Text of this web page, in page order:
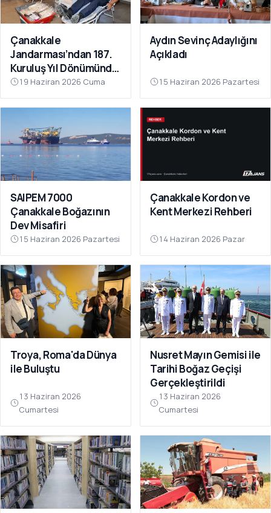
Çanakkale
Jandarması’ndan 187.
Kuruluş Yıl Dönümünde
Anlamlı Kan Bağışı
19 Haziran 2026 Cuma
Aydın Sevinç Adaylığını
Açıkladı
15 Haziran 2026 Pazartesi
SAIPEM 7000
Çanakkale Boğazının
Dev Misafiri
15 Haziran 2026 Pazartesi
Çanakkale Kordon ve
Kent Merkezi Rehberi
14 Haziran 2026 Pazar
Troya, Roma'da Dünya
ile Buluştu
13 Haziran 2026
Cumartesi
Nusret Mayın Gemisi ile
Tarihi Boğaz Geçişi
Gerçekleştirildi
13 Haziran 2026
Cumartesi